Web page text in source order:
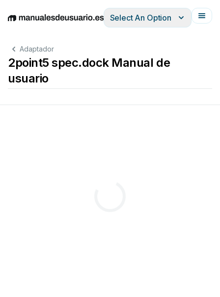
EnglishDeutschEspañolItalianoFrançais
Select An Option
Adaptador
2point5 spec.dock Manual de
usuario